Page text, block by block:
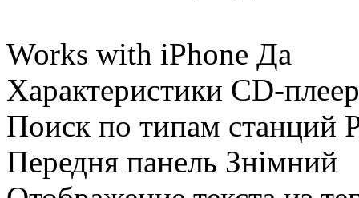
Works with iPhone Да
Характеристики CD-
Поиск по типам станций
Передня панель Знімний